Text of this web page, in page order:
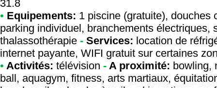
31.8
• Equipements: 1 piscine (gratuite), douches
parking individuel, branchements électriques,
thalassothérapie - Services: location de
internet payante, WIFI gratuit sur certaines
• Activités: télévision - A proximité: bowling,
ball, aquagym, fitness, arts martiaux,